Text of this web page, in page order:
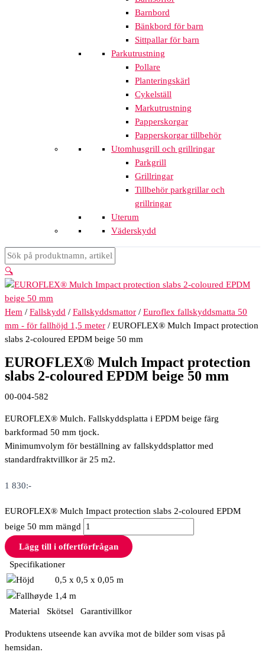
Barnbord
Bänkbord för barn
Sittpallar för barn
Parkutrustning
Pollare
Planteringskärl
Cykelställ
Markutrustning
Papperskorgar
Papperskorgar tillbehör
Utomhusgrill och grillringar
Parkgrill
Grillringar
Tillbehör parkgrillar och
grillringar
Uterum
Väderskydd
🔍
Hem / Fallskydd / Fallskyddsmattor / Euroflex fallskyddsmatta 50
mm - för fallhöjd 1,5 meter / EUROFLEX® Mulch Impact protection
slabs 2-coloured EPDM beige 50 mm
EUROFLEX® Mulch Impact protection
slabs 2-coloured EPDM beige 50 mm
00-004-582
EUROFLEX® Mulch. Fallskyddsplatta i EPDM beige färg
barkformad 50 mm tjock.
Minimumvolym för beställning av fallskyddsplattor med
standardfraktvillkor är 25 m2.
1 830:-
EUROFLEX® Mulch Impact protection slabs 2-coloured EPDM
beige 50 mm mängd
Lägg till i offertförfrågan
Specifikationer
0,5 x 0,5 x 0,05 m
1,4 m
Material
Skötsel Garantivillkor
Produktens utseende kan avvika mot de bilder som visas på
hemsidan.